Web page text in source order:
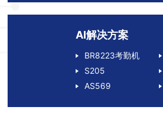
AI解决方案
BR8223考勤机
S205
AS569